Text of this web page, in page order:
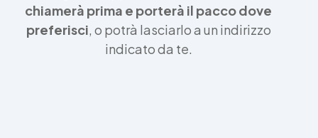
chiamerà prima e porterà il pacco dove
preferisci, o potrà lasciarlo a un indirizzo
indicato da te.